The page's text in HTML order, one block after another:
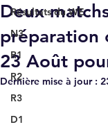
Résultats du WE
N3
R1
R2
R3
D1
Deux
préparation
23 Août
Dernière mise à jour :